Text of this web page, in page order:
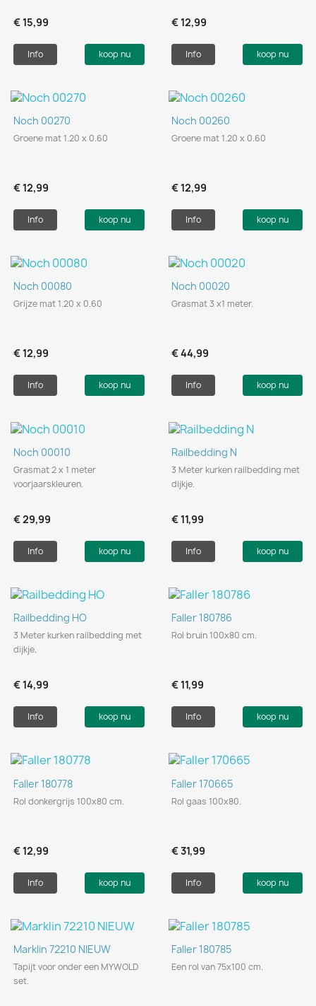
€ 15,99
Info koop nu
€ 12,99
Info koop nu
Noch 00270
Groene mat 1.20 x 0.60
€ 12,99
Info koop nu
Noch 00260
Groene mat 1.20 x 0.60
€ 12,99
Info koop nu
Noch 00080
Grijze mat 1.20 x 0.60
€ 12,99
Info koop nu
Noch 00020
Grasmat 3 x1 meter.
€ 44,99
Info koop nu
Noch 00010
Grasmat 2 x 1 meter
voorjaarskleuren.
€ 29,99
Info koop nu
Railbedding N
3 Meter kurken railbedding met
dijkje.
€ 11,99
Info koop nu
Railbedding HO
3 Meter kurken railbedding met
dijkje.
€ 14,99
Info koop nu
Faller 180786
Rol bruin 100x80 cm.
€ 11,99
Info koop nu
Faller 180778
Rol donkergrijs 100x80 cm.
€ 12,99
Info koop nu
Faller 170665
Rol gaas 100x80.
€ 31,99
Info koop nu
Marklin 72210 NIEUW
Tapijt voor onder een MYWOLD
set.
Faller 180785
Een rol van 75x100 cm.